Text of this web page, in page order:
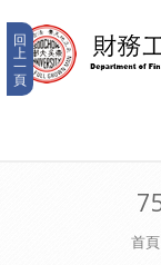
回
上
一
頁
首頁